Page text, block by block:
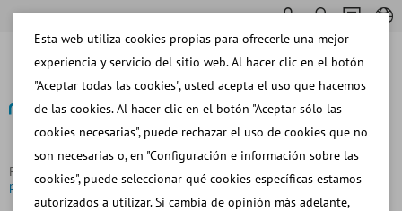
Página principal Bovino Procesar Pajuelas
MiniPajuela
para semen fresco, transparente, 0,25 ml
Esta web utiliza cookies propias para ofrecerle una mejor
experiencia y servicio del sitio web. Al hacer clic en el botón
"Aceptar todas las cookies", usted acepta el uso que hacemos
de las cookies. Al hacer clic en el botón "Aceptar sólo las
cookies necesarias", puede rechazar el uso de cookies que no
son necesarias o, en "Configuración e información sobre las
cookies", puede seleccionar qué cookies específicas estamos
autorizados a utilizar. Si cambia de opinión más adelante,